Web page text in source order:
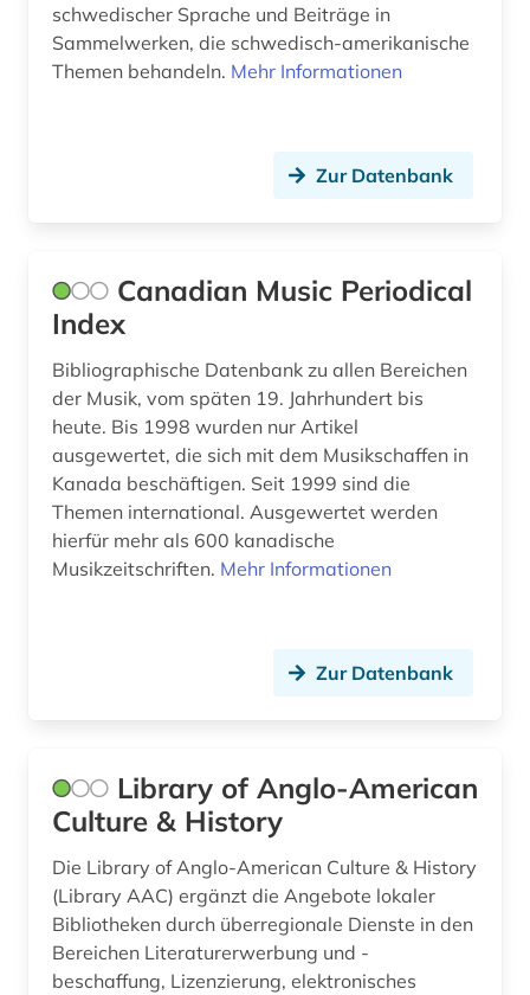
schwedischer Sprache und Beiträge in
Sammelwerken, die schwedisch-amerikanische
Themen behandeln. Mehr Informationen
Zur Datenbank
Canadian Music Periodical
Index
Bibliographische Datenbank zu allen Bereichen
der Musik, vom späten 19. Jahrhundert bis
heute. Bis 1998 wurden nur Artikel
ausgewertet, die sich mit dem Musikschaffen in
Kanada beschäftigen. Seit 1999 sind die
Themen international. Ausgewertet werden
hierfür mehr als 600 kanadische
Musikzeitschriften. Mehr Informationen
Zur Datenbank
Library of Anglo-American
Culture & History
Die Library of Anglo-American Culture & History
(Library AAC) ergänzt die Angebote lokaler
Bibliotheken durch überregionale Dienste in den
Bereichen Literaturerwerbung und -
beschaffung, Lizenzierung, elektronisches